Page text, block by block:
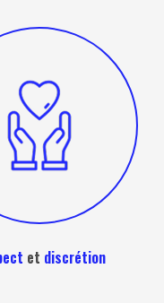
et discrétion